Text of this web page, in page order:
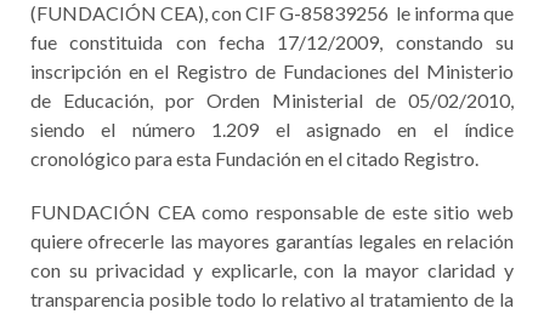
(FUNDACIÓN CEA), con CIF G-85839256 le informa que
fue constituida con fecha 17/12/2009, constando su
inscripción en el Registro de Fundaciones del Ministerio
de Educación, por Orden Ministerial de 05/02/2010,
siendo el número 1.209 el asignado en el índice
cronológico para esta Fundación en el citado Registro.
FUNDACIÓN CEA como responsable de este sitio web
quiere ofrecerle las mayores garantías legales en relación
con su privacidad y explicarle, con la mayor claridad y
transparencia posible todo lo relativo al tratamiento de la